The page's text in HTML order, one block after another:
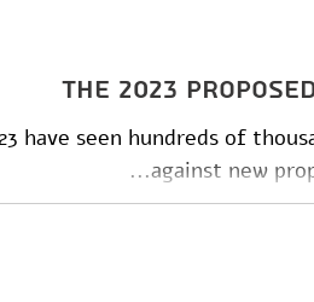
The 2023
have seen hundreds of
against new